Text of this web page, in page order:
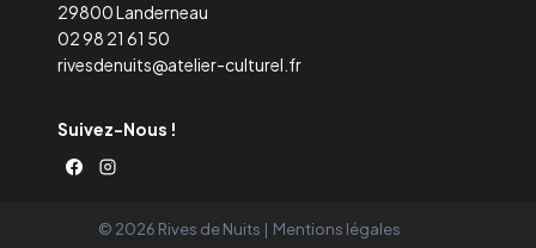
29800 Landerneau
02 98 21 61 50
rivesdenuits@atelier-culturel.fr
Suivez-Nous !
© 2026 Rives de Nuits | Mentions légales